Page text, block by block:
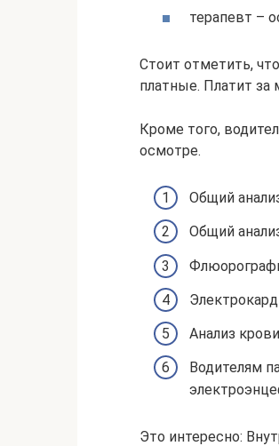
терапевт –
Стоит отметить,
платные. Платит за
Кроме того,
осмотре.
Общий
Общий
Анализ
Водителям
Это интересно: